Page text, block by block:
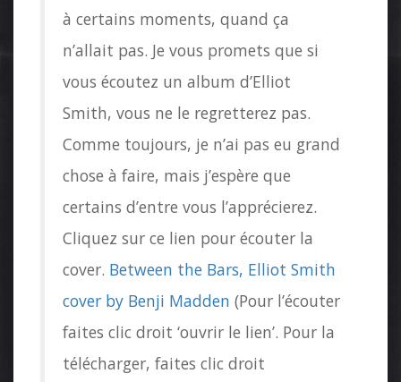
à certains moments, quand ça
n’allait pas. Je vous promets que si
vous écoutez un album d’Elliot
Smith, vous ne le regretterez pas.
Comme toujours, je n’ai pas eu grand
chose à faire, mais j’espère que
certains d’entre vous l’apprécierez.
Cliquez sur ce lien pour écouter la
cover. Between the Bars, Elliot Smith
cover by Benji Madden (Pour l’écouter
faites clic droit ‘ouvrir le lien’. Pour la
télécharger, faites clic droit